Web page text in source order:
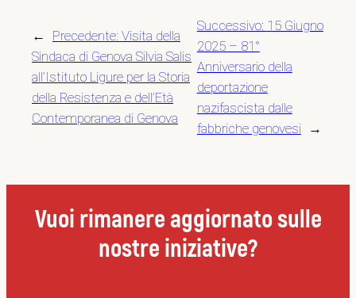
← Precedente: Visita della
Sindaca di Genova Silvia Salis
all’Istituto Ligure per la Storia
della Resistenza e dell’Età
Contemporanea di Genova
Successivo: 15 Giugno
2025 – 81°
Anniversario della
deportazione
nazifascista dalle
fabbriche genovesi
→
Vuoi rimanere aggiornato sulle
nostre iniziative?